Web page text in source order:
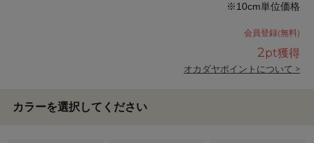
※10cm単位価格
会員登録(無料)
2pt獲得
オカダヤポイントについて >
カラーを選択してください